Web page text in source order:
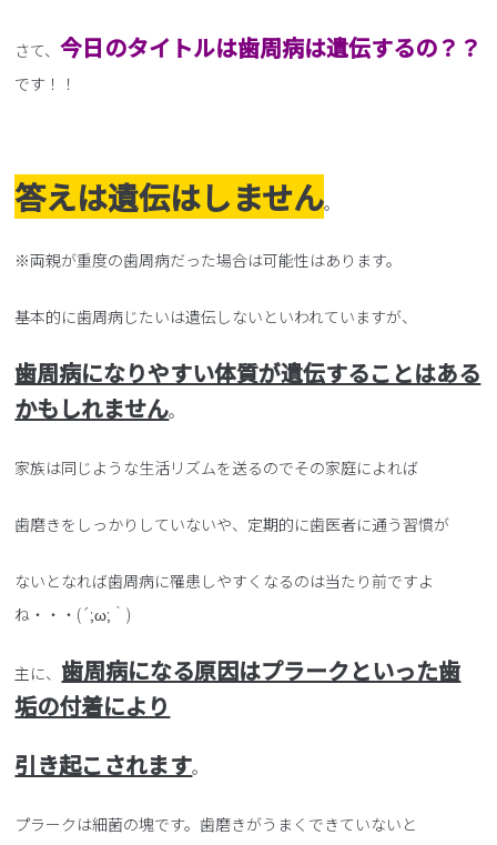
さて、今日のタイトルは歯周病は遺伝するの？？
です！！
答えは遺伝はしません。
※両親が重度の歯周病だった場合は可能性はあります。
基本的に歯周病じたいは遺伝しないといわれていますが、
歯周病になりやすい体質が遺伝することはある
かもしれません。
家族は同じような生活リズムを送るのでその家庭によれば
歯磨きをしっかりしていないや、定期的に歯医者に通う習慣が
ないとなれば歯周病に罹患しやすくなるのは当たり前ですよ
ね・・・(´;ω;｀)
主に、 歯周病になる原因はプラークといった歯
垢の付着により
引き起こされます。
プラークは細菌の塊です。歯磨きがうまくできていないと